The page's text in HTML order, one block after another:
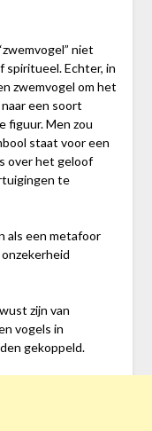
niet
spiritueel. Echter, in
zwemvogel om het
een soort
figuur. Men zou
staat voor een
over het geloof
te
als een metafoor
zijn van
vogels in
gekoppeld.